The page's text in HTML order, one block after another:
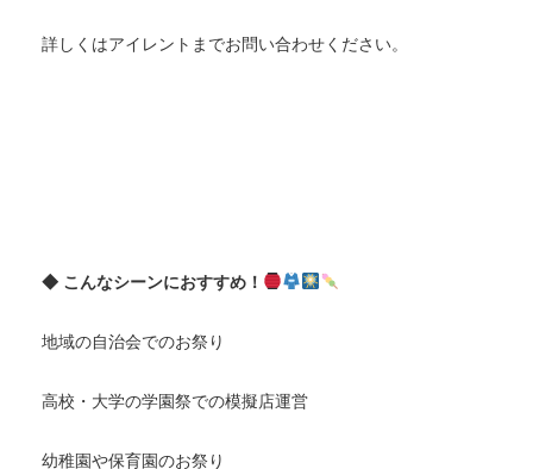
詳しくはアイレントまでお問い合わせください。
◆ こんなシーンにおすすめ！
地域の自治会でのお祭り
高校・大学の学園祭での模擬店運営
幼稚園や保育園のお祭り